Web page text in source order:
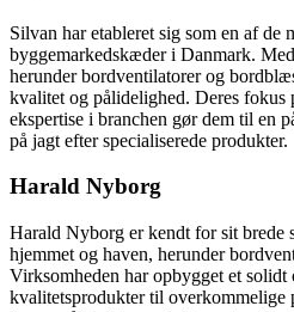
Silvan har etableret sig som en af de
byggemarkedskæder i Danmark.
herunder bordventilatorer og
kvalitet og pålidelighed. Deres fokus
ekspertise i branchen gør dem til en
på jagt efter specialiserede produkter.
Harald Nyborg
Harald Nyborg er kendt for sit brede
hjemmet og haven, herunder
Virksomheden har opbygget et solidt
kvalitetsprodukter til overkommelige